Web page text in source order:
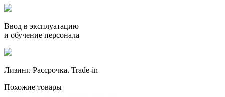
Ввод в эксплуатацию
и обучение персонала
Лизинг. Рассрочка. Trade-in
Похожие товары